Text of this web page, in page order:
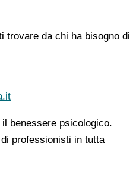
trovare da chi ha bisogno di
benessere psicologico.
professionisti in tutta